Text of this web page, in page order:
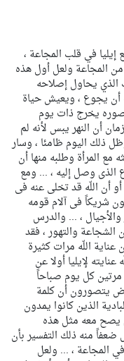
إيليا في قلب المجاعة ،
المجاعة ولعل أول هذه
الذي يحاول إصلاحه
أن يجوع ، ويعيش حياة
يخرج ذات يوم
أن النهر يبس لأنه لم
" ... " 1 مل 17 : 7 " .. وظل ذلك اليوم ظامئا ، وسار
المرأة وطلبه منها أن
وصل إليه ، ... ومع
أن اللّه قد تخلى عنه فى
شريكاً فى آلام قومه
، ... والدرس
الشجاعة والتهور ، فقد
اللّه مرات كثيرة
لإيليا أولا عن
مرتين كل يوم صباحاً
يتصورون أن كلمة
الذين كانوا يمدون
يصح معه مثل هذه
منه ذلك التفسير بأن
المجاعة ، ... ولعل